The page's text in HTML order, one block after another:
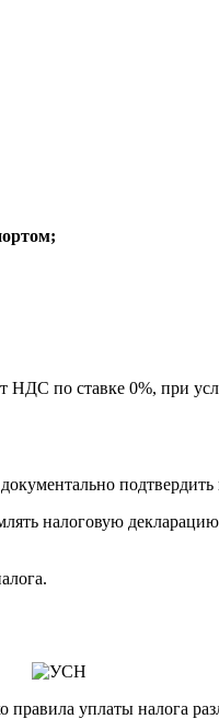
по ставке 0%, при
подтвердить
налоговую
уплаты налога